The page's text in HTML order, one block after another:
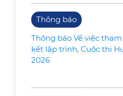
Thông báo
Thông báo Về việc
kết lập trình, Cuộc thi
2026